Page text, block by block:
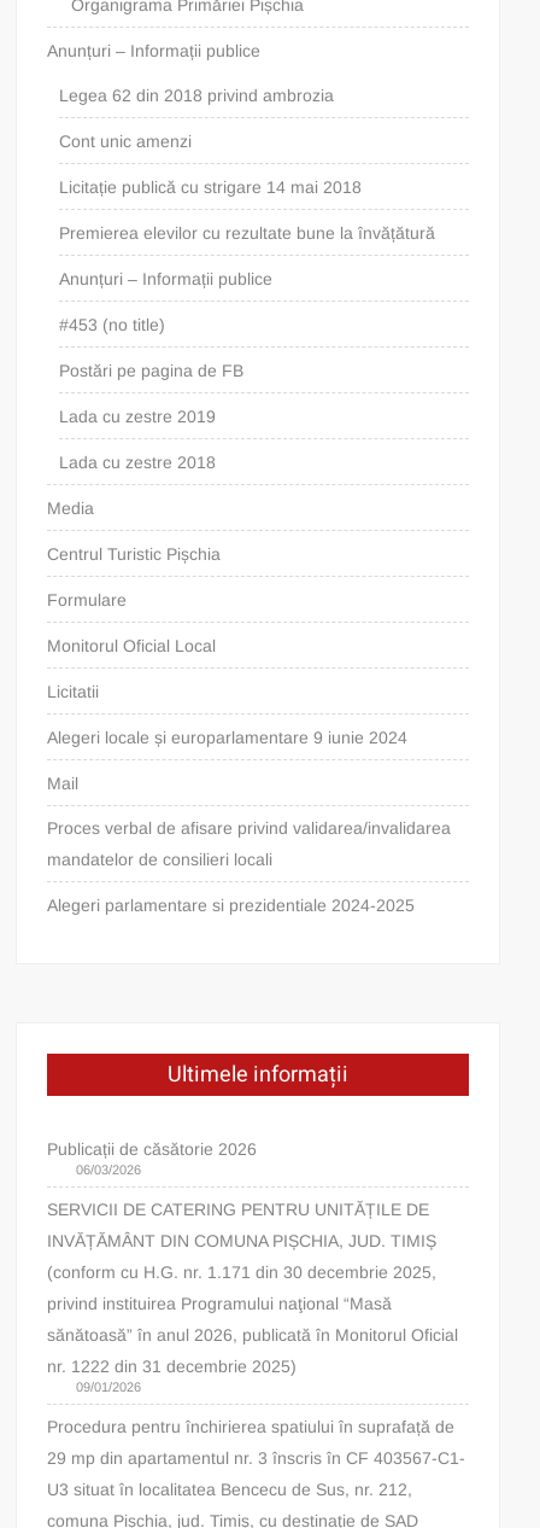
Organigrama Primăriei Pișchia
Anunțuri – Informații publice
Legea 62 din 2018 privind ambrozia
Cont unic amenzi
Licitație publică cu strigare 14 mai 2018
Premierea elevilor cu rezultate bune la învățătură
Anunțuri – Informații publice
#453 (no title)
Postări pe pagina de FB
Lada cu zestre 2019
Lada cu zestre 2018
Media
Centrul Turistic Pișchia
Formulare
Monitorul Oficial Local
Licitatii
Alegeri locale și europarlamentare 9 iunie 2024
Mail
Proces verbal de afisare privind validarea/invalidarea
mandatelor de consilieri locali
Alegeri parlamentare si prezidentiale 2024-2025
Ultimele informații
Publicații de căsătorie 2026
06/03/2026
SERVICII DE CATERING PENTRU UNITĂȚILE DE
INVĂȚĂMÂNT DIN COMUNA PIȘCHIA, JUD. TIMIȘ
(conform cu H.G. nr. 1.171 din 30 decembrie 2025,
privind instituirea Programului naţional “Masă
sănătoasă” în anul 2026, publicată în Monitorul Oficial
nr. 1222 din 31 decembrie 2025)
09/01/2026
Procedura pentru închirierea spatiului în suprafață de
29 mp din apartamentul nr. 3 înscris în CF 403567-C1-
U3 situat în localitatea Bencecu de Sus, nr. 212,
comuna Pișchia, jud. Timiș, cu destinație de SAD